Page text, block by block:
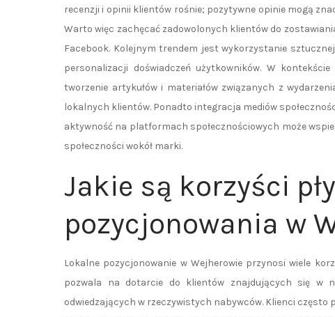
recenzji i opinii klientów rośnie; pozytywne opinie mogą
Warto więc zachęcać zadowolonych klientów do
Facebook. Kolejnym trendem jest wykorzystanie
personalizacji doświadczeń użytkowników. W
tworzenie artykułów i materiałów związanych z
lokalnych klientów. Ponadto integracja mediów
aktywność na platformach społecznościowych może
społeczności wokół marki.
Jakie są korzyści
pozycjonowania w
Lokalne pozycjonowanie w Wejherowie przynosi wiele
pozwala na dotarcie do klientów znajdujących się w
odwiedzających w rzeczywistych nabywców. Klienci